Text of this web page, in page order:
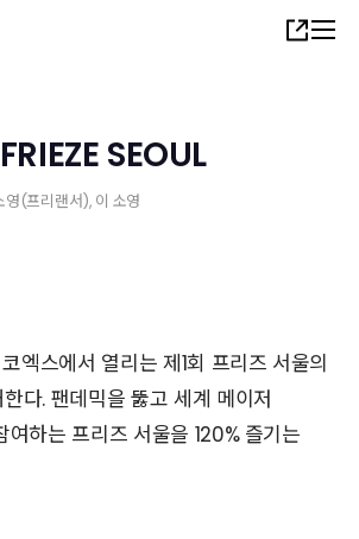
Share
SEOUL
영(프리랜서), 이 소영
엑스에서 열리는 제1회 프리즈 서울의
다. 팬데믹을 뚫고 세계 메이저
여하는 프리즈 서울을 120% 즐기는